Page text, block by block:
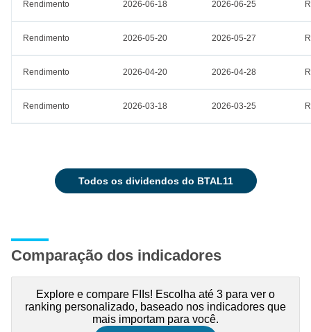
Rendimento 2026-06-18 2026-06-25
Rendimento 2026-05-20 2026-05-27
Rendimento 2026-04-20 2026-04-28
Rendimento 2026-03-18 2026-03-25
todos os dividendos do BTAL11
Comparação dos indicadores
Explore e compare FIIs! Escolha até 3 para ver o
ranking personalizado, baseado nos indicadores que
mais importam para você.